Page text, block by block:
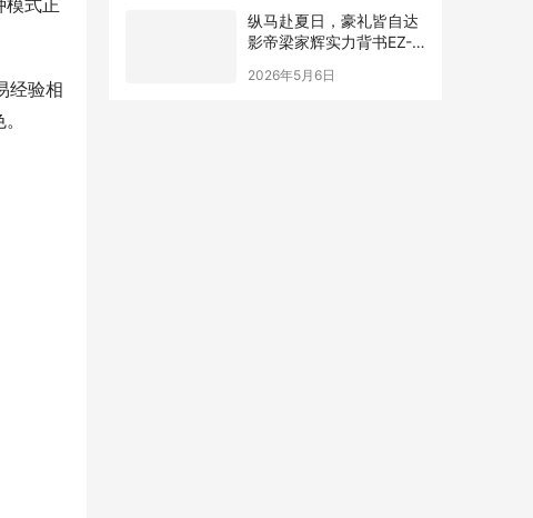
模式正
经验相
纵马赴夏日，豪礼皆自达
影帝梁家辉实力背书EZ-
置换季开启
2026年5月6日